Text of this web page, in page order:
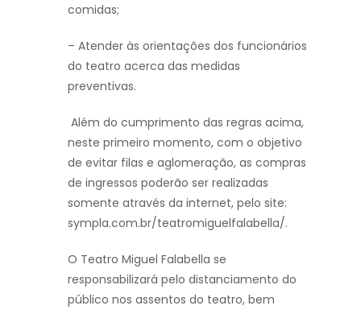
comidas;
– Atender às orientações dos funcionários
do teatro acerca das medidas
preventivas.
Além do cumprimento das regras acima,
neste primeiro momento, com o objetivo
de evitar filas e aglomeração, as compras
de ingressos poderão ser realizadas
somente através da internet, pelo site:
sympla.com.br/teatromiguelfalabella/.
O Teatro Miguel Falabella se
responsabilizará pelo distanciamento do
público nos assentos do teatro, bem